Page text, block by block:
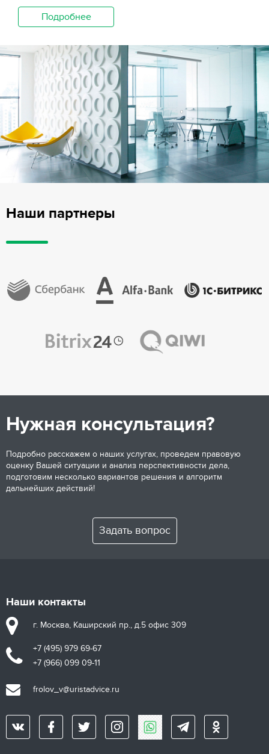
Подробнее
Наши партнеры
Нужная консультация?
Подробно расскажем о наших услугах, проведем правовую
оценку Вашей ситуации и анализ перспективности дела,
подготовим несколько вариантов решения и алгоритм
дальнейших действий!
Задать вопрос
Наши контакты
г. Москва, Каширский пр., д.5 офис 309
+7 (495) 979 69-67
+7 (966) 099 09-11
frolov_v@uristadvice.ru